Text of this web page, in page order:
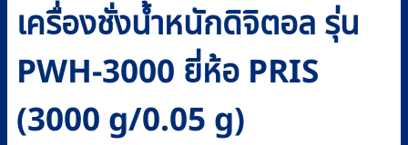
เครื่องชั่งน้ำหนักดิจิตอล รุ่น
PWH-3000 ยี่ห้อ PRIS
(3000 g/0.05 g)